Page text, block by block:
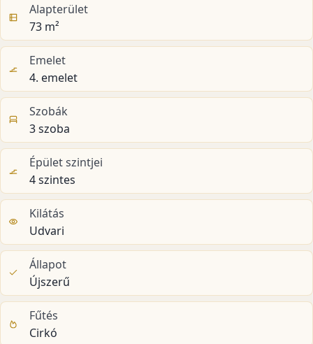
Alapterület
73 m²
Emelet
4. emelet
Szobák
3 szoba
Épület szintjei
4 szintes
Kilátás
Udvari
Állapot
Újszerű
Fűtés
Cirkó